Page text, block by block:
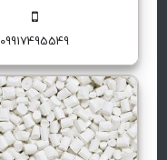
09917495549